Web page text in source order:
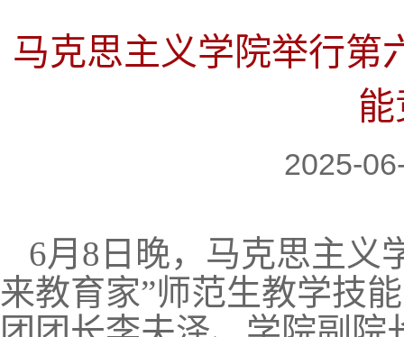
马克思主义学院举行第
2025-
6月8日晚，马克思主义
来教育家”师范生教学技